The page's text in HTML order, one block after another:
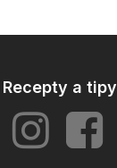
Recepty a tipy